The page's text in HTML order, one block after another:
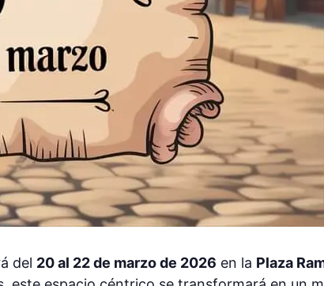
del 20 al 22 de marzo de 2026 en la Plaza